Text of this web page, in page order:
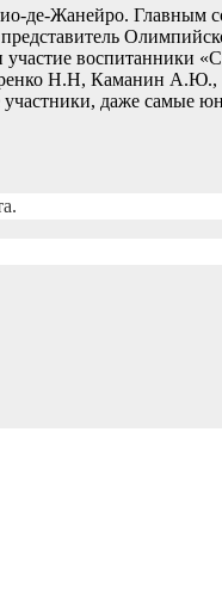
Жанейро. Главным
Н.Н, Каманин А.Ю.,
даже самые